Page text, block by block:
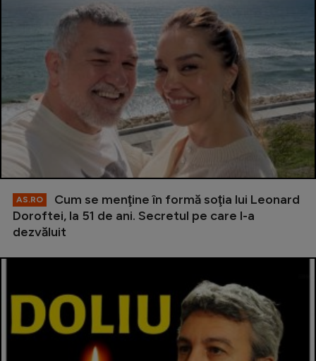
AS.RO
Cum se menţine în formă soţia lui Leonard
Doroftei, la 51 de ani. Secretul pe care l-a
dezvăluit